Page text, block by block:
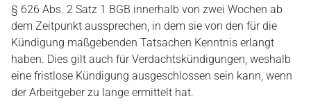
§ 626 Abs. 2 Satz 1 BGB innerhalb von zwei Wochen ab
dem Zeitpunkt aussprechen, in dem sie von den für die
Kündigung maßgebenden Tatsachen Kenntnis erlangt
haben. Dies gilt auch für Verdachtskündigungen, weshalb
eine fristlose Kündigung ausgeschlossen sein kann, wenn
der Arbeitgeber zu lange ermittelt hat.